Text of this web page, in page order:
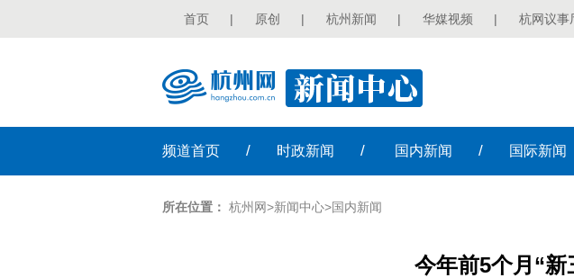
首页 | 原创 | 杭州新闻 | 华媒视频 | 杭网议事
频道首页 / 时政新闻 / 国内新闻 / 国际新闻
所在位置： 杭州网>新闻中心>国内新闻
今年前5个月“